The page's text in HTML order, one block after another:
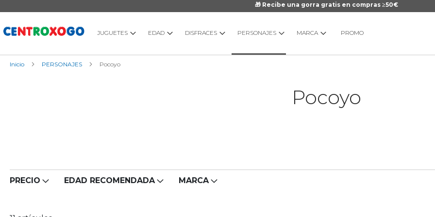
🎁 Recibe una gorra gratis en compras ≥50€
al
JUGUETES
EDAD DISFRACES PERSONAJES MARCA PROMO
Inicio PERSONAJES Pocoyo
Pocoyo
PRECIO EDAD RECOMENDADA MARCA